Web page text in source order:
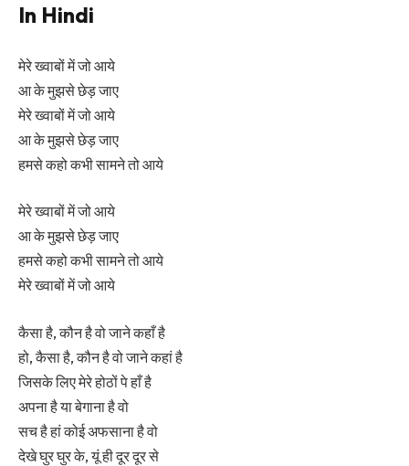
In Hindi
मेरे ख्वाबों में जो आये
आ के मुझसे छेड़ जाए
मेरे ख्वाबों में जो आये
आ के मुझसे छेड़ जाए
हमसे कहो कभी सामने तो आये
मेरे ख्वाबों में जो आये
आ के मुझसे छेड़ जाए
हमसे कहो कभी सामने तो आये
मेरे ख्वाबों में जो आये
कैसा है, कौन है वो जाने कहाँ है
हो, कैसा है, कौन है वो जाने कहां है
जिसके लिए मेरे होठों पे हाँ है
अपना है या बेगाना है वो
सच है हां कोई अफसाना है वो
देखे घुर घुर के, यूं ही दूर दूर से